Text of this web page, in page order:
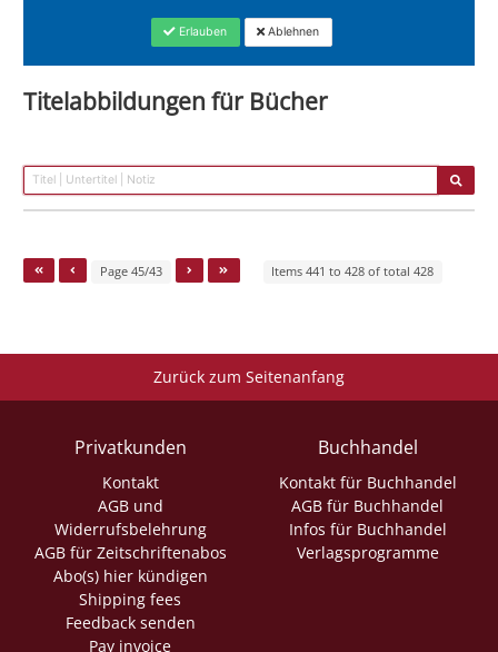
Erlauben Ablehnen
Titelabbildungen für Bücher
Page 45/43 Items 441 to 428 of total 428
Zurück zum Seitenanfang
Privatkunden
Kontakt
AGB und
Widerrufsbelehrung
AGB für Zeitschriftenabos
Abo(s) hier kündigen
Shipping fees
Feedback senden
Pay invoice
Buchhandel
Kontakt für Buchhandel
AGB für Buchhandel
Infos für Buchhandel
Verlagsprogramme